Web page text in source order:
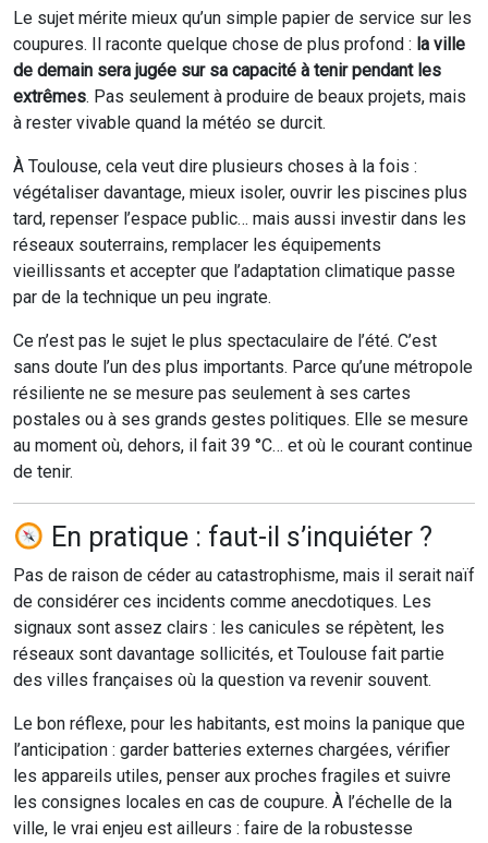
Le sujet mérite mieux qu’un simple papier de service sur les
coupures. Il raconte quelque chose de plus profond : la ville
de demain sera jugée sur sa capacité à tenir pendant les
extrêmes. Pas seulement à produire de beaux projets, mais
à rester vivable quand la météo se durcit.
À Toulouse, cela veut dire plusieurs choses à la fois :
végétaliser davantage, mieux isoler, ouvrir les piscines plus
tard, repenser l’espace public… mais aussi investir dans les
réseaux souterrains, remplacer les équipements
vieillissants et accepter que l’adaptation climatique passe
par de la technique un peu ingrate.
Ce n’est pas le sujet le plus spectaculaire de l’été. C’est
sans doute l’un des plus importants. Parce qu’une métropole
résiliente ne se mesure pas seulement à ses cartes
postales ou à ses grands gestes politiques. Elle se mesure
au moment où, dehors, il fait 39 °C… et où le courant continue
de tenir.
En pratique : faut-il s’inquiéter ?
Pas de raison de céder au catastrophisme, mais il serait naïf
de considérer ces incidents comme anecdotiques. Les
signaux sont assez clairs : les canicules se répètent, les
réseaux sont davantage sollicités, et Toulouse fait partie
des villes françaises où la question va revenir souvent.
Le bon réflexe, pour les habitants, est moins la panique que
l’anticipation : garder batteries externes chargées, vérifier
les appareils utiles, penser aux proches fragiles et suivre
les consignes locales en cas de coupure. À l’échelle de la
ville, le vrai enjeu est ailleurs : faire de la robustesse